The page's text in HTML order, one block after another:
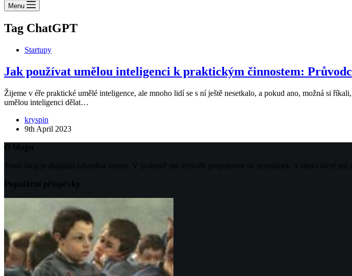
Menu
Tag ChatGPT
Startupy
Jak používat umělou inteligenci k praktickým činnostem:
Žijeme v éře praktické umělé inteligence, ale mnoho lidí se s ní ještě nesetkalo, a pokud ano, možná si
umělou inteligenci dělat…
kryspin
9th April 2023
O blogu
Tento blog je digitální zahradou autora. V podstatě má vytvořit propojenou síť poznámek, v rámci které její
Populární příspěvky